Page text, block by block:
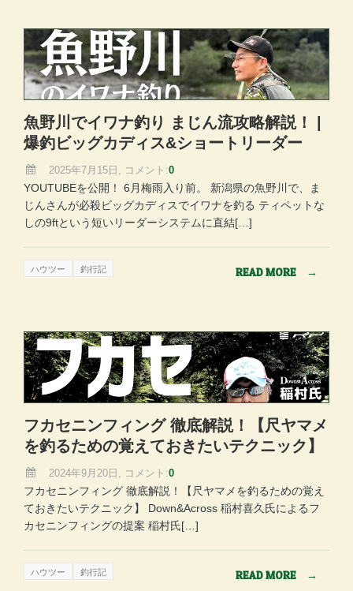
魚野川でイワナ釣り まじん流攻略解説！ |
爆釣ビッグカディス&ショートリーダー
2025年7月15日, コメント:0
YOUTUBEを公開！ 6月梅雨入り前。 新潟県の魚野川で、ま
じんさんが必殺ビッグカディスでイワナを釣る ティペットな
しの9ftという短いリーダーシステムに直結[…]
ハウツー 釣行記 READ MORE →
フカセニンフィング 徹底解説！【尺ヤマメ
を釣るための覚えておきたいテクニック】
2024年9月20日, コメント:0
フカセニンフィング 徹底解説！【尺ヤマメを釣るための覚え
ておきたいテクニック】 Down&Across 稲村喜久氏によるフ
カセニンフィングの提案 稲村氏[…]
ハウツー 釣行記 READ MORE →